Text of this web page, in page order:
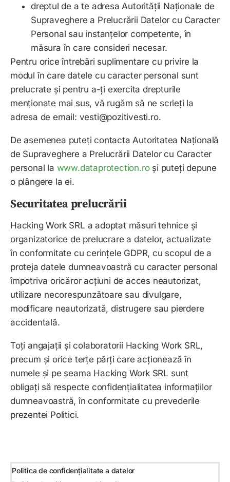
dreptul de a te adresa Autorităţii Naţionale de
Supraveghere a Prelucrării Datelor cu Caracter
Personal sau instanțelor competente, în
măsura în care consideri necesar.
Pentru orice întrebări suplimentare cu privire la
modul în care datele cu caracter personal sunt
prelucrate și pentru a-ți exercita drepturile
menționate mai sus, vă rugăm să ne scrieți la
adresa de email: vesti@pozitivesti.ro.
De asemenea puteți contacta Autoritatea Națională
de Supraveghere a Prelucrării Datelor cu Caracter
personal la www.dataprotection.roși puteți depune
o plângere la ei.
Securitatea prelucrării
Hacking Work SRL a adoptat măsuri tehnice și
organizatorice de prelucrare a datelor, actualizate
în conformitate cu cerințele GDPR, cu scopul de a
proteja datele dumneavoastră cu caracter personal
împotriva oricăror acțiuni de acces neautorizat,
utilizare necorespunzătoare sau divulgare,
modificare neautorizată, distrugere sau pierdere
accidentală.
Toți angajații și colaboratorii Hacking Work SRL,
precum și orice terțe părți care acționează în
numele și pe seama Hacking Work SRL sunt
obligați să respecte confidențialitatea informațiilor
dumneavoastră, în conformitate cu prevederile
prezentei Politici.
Politica de confidențialitate a datelor